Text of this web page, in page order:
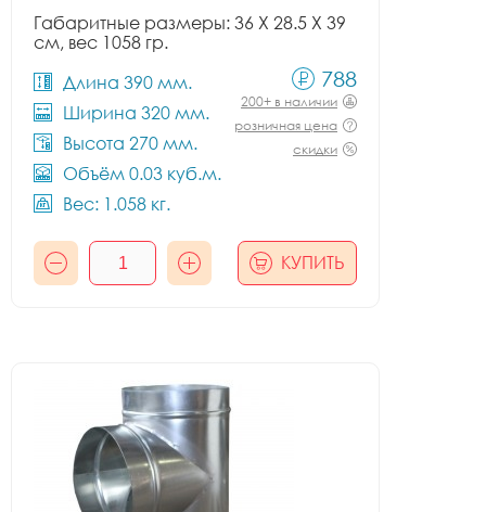
Габаритные размеры: 36 X 28.5 X 39
см, вес 1058 гр.
Длина 390 мм.
Ширина 320 мм.
Высота 270 мм.
Объём 0.03 куб.м.
Вес: 1.058 кг.
788
200+ в наличии
розничная цена
скидки
КУПИТЬ